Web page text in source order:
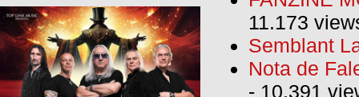
11.173
Semblant
Nota de
- 10.391